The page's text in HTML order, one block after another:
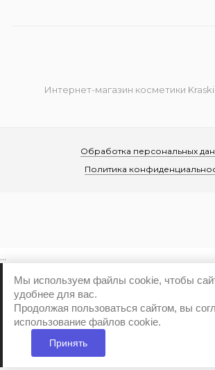
Интернет-магазин косметики
Обработка персональных
Политика
...
Мы используем файлы cookie, чтобы
удобнее для вас.
Продолжая пользоваться сайтом, вы
использование файлов cookie.
Принять